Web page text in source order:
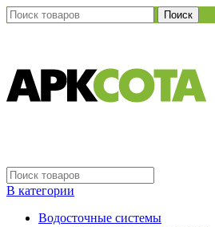
Поиск
В категории
Водосточные системы